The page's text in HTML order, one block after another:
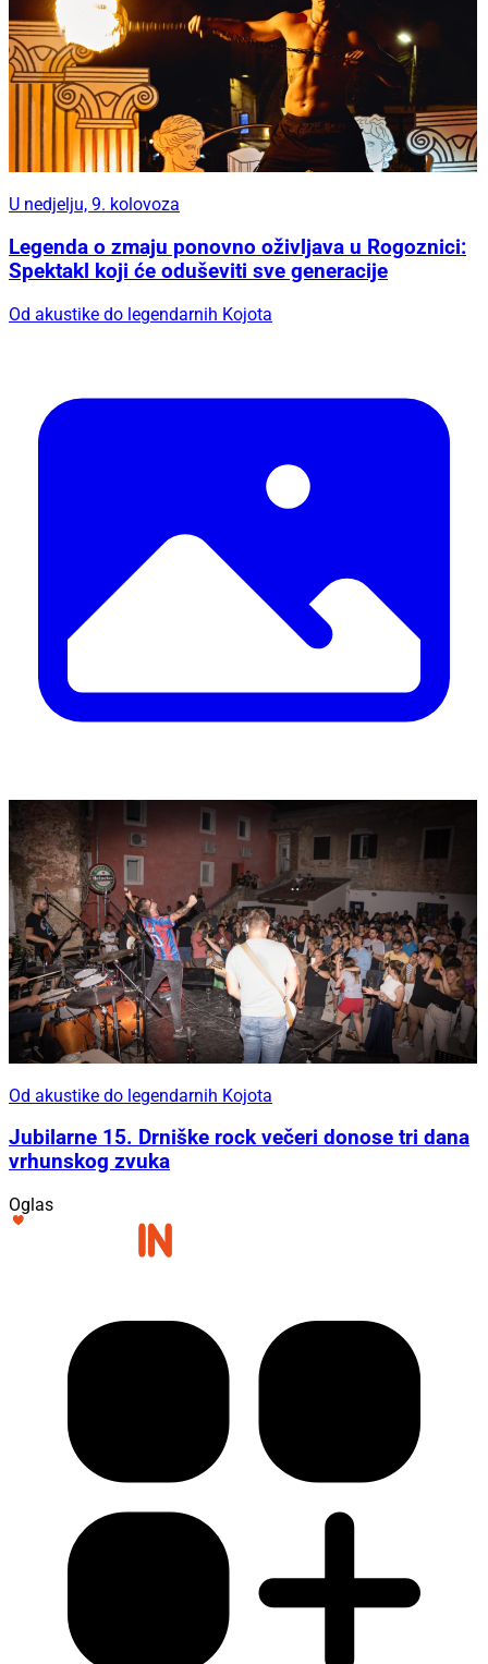
U nedjelju, 9. kolovoza
Legenda o zmaju ponovno oživljava u Rogoznici:
Spektakl koji će oduševiti sve generacije
Od akustike do legendarnih Kojota
Od akustike do legendarnih Kojota
Jubilarne 15. Drniške rock večeri donose tri dana
vrhunskog zvuka
Oglas